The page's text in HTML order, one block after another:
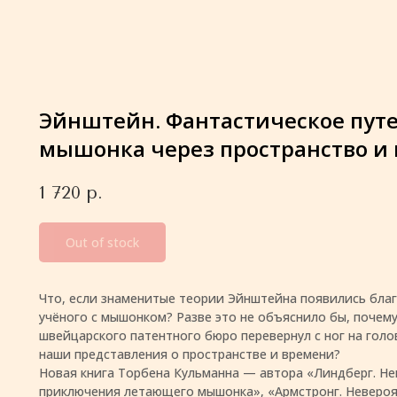
Эйнштейн. Фантастическое
мышонка через пространство и
1 720 р.
Out of stock
Что, если знаменитые теории Эйнштейна появились
учёного с мышонком? Разве это не объяснило бы,
швейцарского патентного бюро перевернул с ног на
наши представления о пространстве и времени?
Новая книга Торбена Кульманна — автора «Линдберг.
приключения летающего мышонка», «Армстронг.